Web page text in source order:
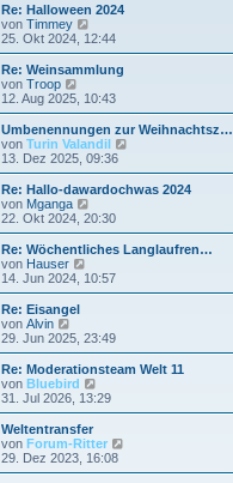
r
a
g
B
e
i
r
a
g
r
Re: Halloween 2024
von Timmey
e
u
e
t
B
e
i
r
g
25. Okt 2024, 12:44
Re: Weinsammlung
von Troop
e
u
e
s
t
e
B
e
i
r
a
g
12. Aug 2025, 10:43
Umbenennungen zur Weihnachtsz…
von Turin Valandil
u
e
B
13. Dez 2025, 09:36
Re: Hallo-dawardochwas 2024
von Mganga
e
u
e
t
e
i
r
a
g
22. Okt 2024, 20:30
Re: Wöchentliches Langlaufren…
von Hauser
e
u
t
B
e
i
r
a
g
14. Jun 2024, 10:57
Re: Eisangel
von Alvin
e
u
e
s
t
e
B
e
i
29. Jun 2025, 23:49
Re: Moderationsteam Welt 11
von Bluebird
e
u
s
t
31. Jul 2026, 13:29
Weltentransfer
von Forum-Ritter
u
29. Dez 2023, 16:08